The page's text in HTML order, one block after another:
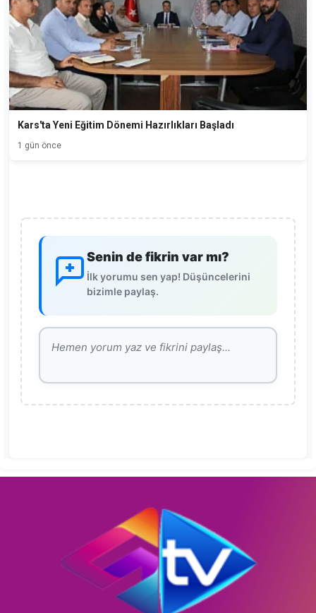
Kars'ta Yeni Eğitim Dönemi Hazırlıkları Başladı
1 gün önce
Senin de fikrin var mı?
İlk yorumu sen yap! Düşüncelerini
bizimle paylaş.